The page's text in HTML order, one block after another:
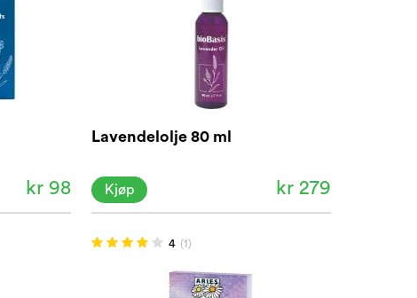
kr 98
Lavendelolje 80 ml
kr 279
Kjøp
4 (1)